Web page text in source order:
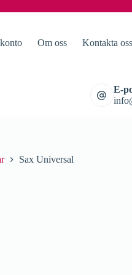
Om oss Kontakta oss
E-
Sax Universal